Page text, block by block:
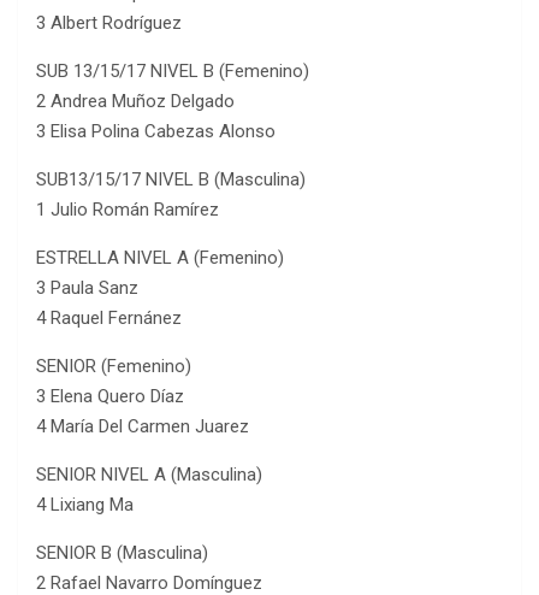
3 Albert Rodríguez
SUB 13/15/17 NIVEL B (Femenino)
2 Andrea Muñoz Delgado
3 Elisa Polina Cabezas Alonso
SUB13/15/17 NIVEL B (Masculina)
1 Julio Román Ramírez
ESTRELLA NIVEL A (Femenino)
3 Paula Sanz
4 Raquel Fernánez
SENIOR (Femenino)
3 Elena Quero Díaz
4 María Del Carmen Juarez
SENIOR NIVEL A (Masculina)
4 Lixiang Ma
SENIOR B (Masculina)
2 Rafael Navarro Domínguez